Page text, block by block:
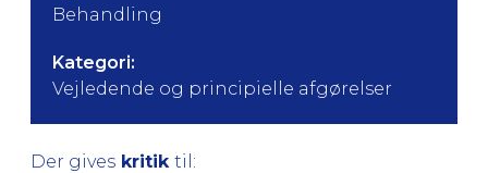
Behandling
Kategori:
Vejledende og principielle afgørelser
Der gives kritik til: